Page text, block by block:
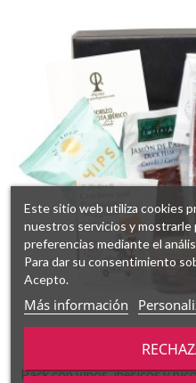
Pack con vinos, ibéricos y
Este sitio web utiliza cookies
nuestros servicios y mostrarle
preferencias mediante el
Para dar su consentimiento
Acepto.
Más información